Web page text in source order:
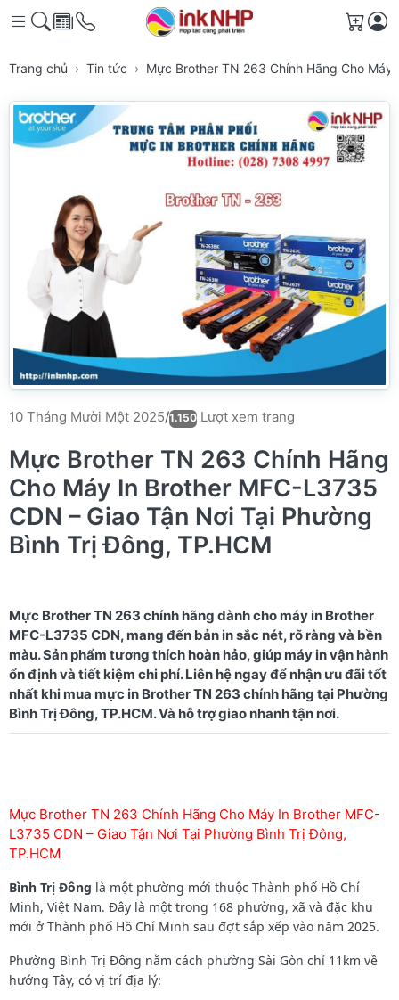
Giỏ
Trang chủ Tin tức Mực Brother TN 263 Chính Hãng Cho Máy
10 Tháng Mười Một 2025/1.150 Lượt xem trang
Mực Brother TN 263 Chính Hãng
Cho Máy In Brother MFC-L3735
CDN – Giao Tận Nơi Tại Phường
Bình Trị Đông, TP.HCM
Mực Brother TN 263 chính hãng dành cho máy in Brother
MFC-L3735 CDN, mang đến bản in sắc nét, rõ ràng và bền
màu. Sản phẩm tương thích hoàn hảo, giúp máy in vận hành
ổn định và tiết kiệm chi phí. Liên hệ ngay để nhận ưu đãi tốt
nhất khi mua mực in Brother TN 263 chính hãng tại Phường
Mực Brother TN 263 Chính Hãng Cho Máy In Brother MFC-
L3735 CDN – Giao Tận Nơi Tại Phường Bình Trị Đông,
TP.HCM
Bình Trị Đông là một phường mới thuộc Thành phố Hồ Chí
Minh, Việt Nam. Đây là một trong 168 phường, xã và đặc khu
mới ở Thành phố Hồ Chí Minh sau đợt sắp xếp vào năm 2025.
Phường Bình Trị Đông nằm cách phường Sài Gòn chỉ 11km về
hướng Tây, có vị trí địa lý: